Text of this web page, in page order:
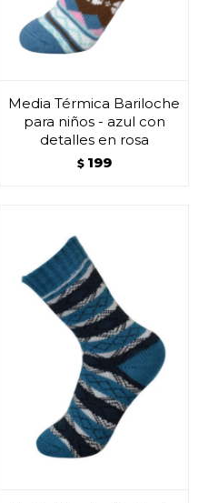
Media Térmica Bariloche
para niños - azul con
detalles en rosa
$ 199